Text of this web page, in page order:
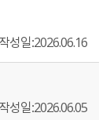
2026.06.16
2026.06.05